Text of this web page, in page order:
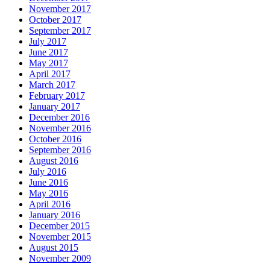
November 2017
October 2017
September 2017
July 2017
June 2017
May 2017
April 2017
March 2017
February 2017
January 2017
December 2016
November 2016
October 2016
September 2016
August 2016
July 2016
June 2016
May 2016
April 2016
January 2016
December 2015
November 2015
August 2015
November 2009